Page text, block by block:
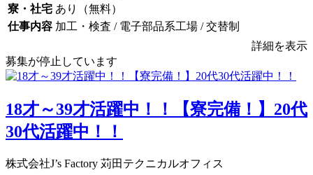
寮・社宅 あり（無料）
仕事内容 加工・検査 / 電子部品系工場 / 交替制
詳細を表示
募集が停止しています
18才～39才活躍中！！【寮完備！】20代
30代活躍中！！
株式会社J’s Factory 苅田テクニカルオフィス